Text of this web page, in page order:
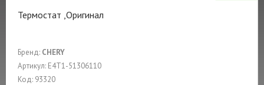
Термостат ,Оригинал
Бренд: CHERY
Артикул: E4T1-51306110
Код: 93320